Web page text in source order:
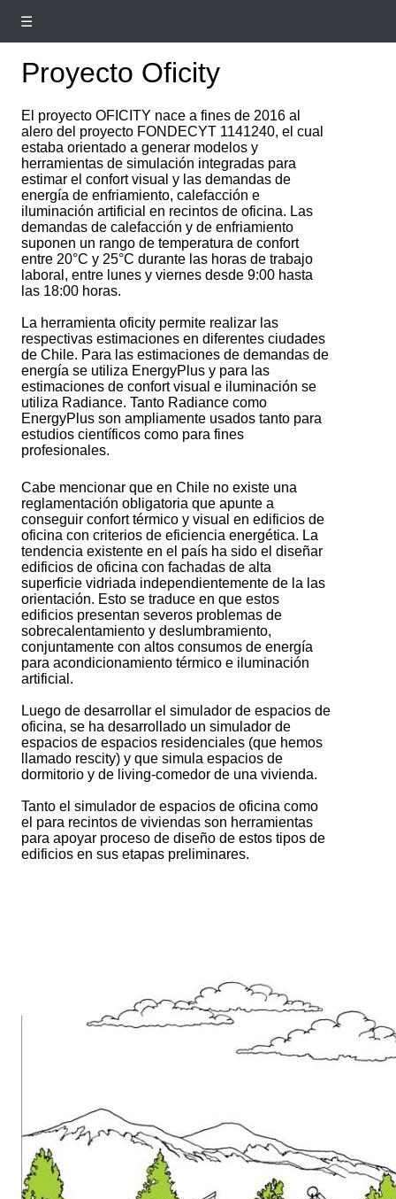
☰
Proyecto Oficity
El proyecto OFICITY nace a fines de 2016 al
alero del proyecto FONDECYT 1141240, el cual
estaba orientado a generar modelos y
herramientas de simulación integradas para
estimar el confort visual y las demandas de
energía de enfriamiento, calefacción e
iluminación artificial en recintos de oficina. Las
demandas de calefacción y de enfriamiento
suponen un rango de temperatura de confort
entre 20°C y 25°C durante las horas de trabajo
laboral, entre lunes y viernes desde 9:00 hasta
las 18:00 horas.
La herramienta oficity permite realizar las
respectivas estimaciones en diferentes ciudades
de Chile. Para las estimaciones de demandas de
energía se utiliza EnergyPlus y para las
estimaciones de confort visual e iluminación se
utiliza Radiance. Tanto Radiance como
EnergyPlus son ampliamente usados tanto para
estudios científicos como para fines
profesionales.
Cabe mencionar que en Chile no existe una
reglamentación obligatoria que apunte a
conseguir confort térmico y visual en edificios de
oficina con criterios de eficiencia energética. La
tendencia existente en el país ha sido el diseñar
edificios de oficina con fachadas de alta
superficie vidriada independientemente de la las
orientación. Esto se traduce en que estos
edificios presentan severos problemas de
sobrecalentamiento y deslumbramiento,
conjuntamente con altos consumos de energía
para acondicionamiento térmico e iluminación
artificial.
Luego de desarrollar el simulador de espacios de
oficina, se ha desarrollado un simulador de
espacios de espacios residenciales (que hemos
llamado rescity) y que simula espacios de
dormitorio y de living-comedor de una vivienda.
Tanto el simulador de espacios de oficina como
el para recintos de viviendas son herramientas
para apoyar proceso de diseño de estos tipos de
edificios en sus etapas preliminares.